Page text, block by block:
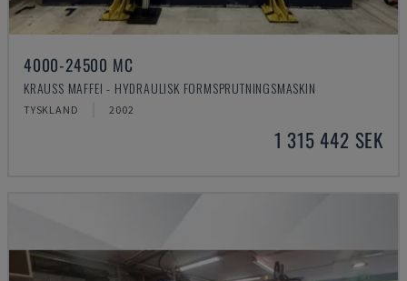
4000-24500 MC
KRAUSS MAFFEI - HYDRAULISK FORMSPRUTNINGSMASKIN
TYSKLAND 2002
1 315 442 SEK